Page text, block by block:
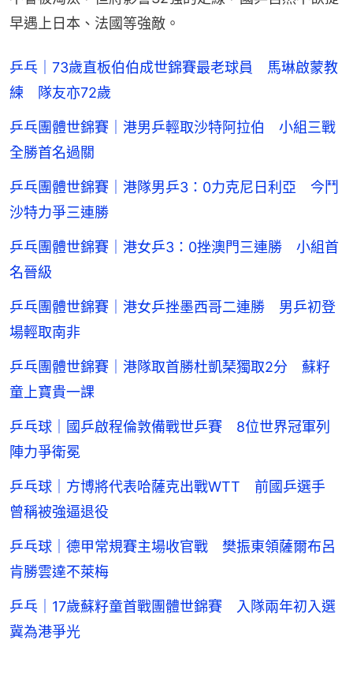
早遇上日本、法國等強敵。
乒乓｜73歲直板伯伯成世錦賽最老球員 馬琳啟蒙教
練 隊友亦72歲
乒乓團體世錦賽｜港男乒輕取沙特阿拉伯 小組三戰
全勝首名過關
乒乓團體世錦賽｜港隊男乒3：0力克尼日利亞 今鬥
沙特力爭三連勝
乒乓團體世錦賽｜港女乒3：0挫澳門三連勝 小組首
名晉級
乒乓團體世錦賽｜港女乒挫墨西哥二連勝 男乒初登
場輕取南非
乒乓團體世錦賽｜港隊取首勝杜凱琹獨取2分 蘇籽
童上寶貴一課
乒乓球｜國乒啟程倫敦備戰世乒賽 8位世界冠軍列
陣力爭衛冕
乒乓球｜方博將代表哈薩克出戰WTT 前國乒選手
曾稱被強逼退役
乒乓球｜德甲常規賽主場收官戰 樊振東領薩爾布呂
肯勝雲達不萊梅
乒乓｜17歲蘇籽童首戰團體世錦賽 入隊兩年初入選
冀為港爭光